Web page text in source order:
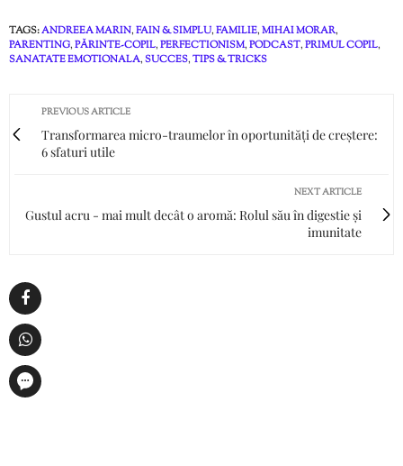
TAGS:ANDREEA MARIN,FAIN & SIMPLU,FAMILIE,MIHAI MORAR,
PARENTING,PĂRINTE-COPIL,PERFECTIONISM,PODCAST,PRIMUL COPIL,
SANATATE EMOTIONALA,SUCCES,TIPS & TRICKS
PREVIOUS ARTICLE
Transformarea micro-traumelor în oportunități de creștere:
6 sfaturi utile
NEXT ARTICLE
Gustul acru - mai mult decât o aromă: Rolul său în digestie și
imunitate